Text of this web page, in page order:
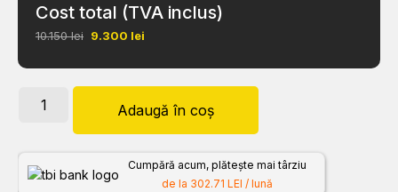
Cost total (TVA inclus)
10.150 lei 9.300 lei
Adaugă în coș
Cumpără acum, plătește mai târziu
de la 302.71 LEI / lună